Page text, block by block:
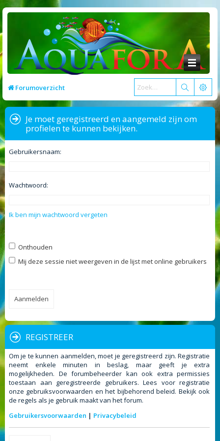
Forumoverzicht
Je moet geregistreerd en aangemeld zijn om
profielen te kunnen bekijken.
Gebruikersnaam:
Wachtwoord:
Ik ben mijn wachtwoord vergeten
Onthouden
Mij deze sessie niet weergeven in de lijst met online gebruikers
REGISTREER
Om je te kunnen aanmelden, moet je geregistreerd zijn. Registratie
neemt enkele minuten in beslag, maar geeft je extra
mogelijkheden. De forumbeheerder kan ook extra permissies
toestaan aan geregistreerde gebruikers. Lees voor registratie
onze gebruiksvoorwaarden en het bijbehorend beleid. Bekijk ook
de regels als je gebruik maakt van het forum.
Gebruikersvoorwaarden | Privacybeleid